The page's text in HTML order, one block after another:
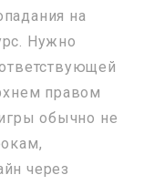
на
Нужно
правом
обычно не
через